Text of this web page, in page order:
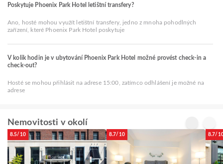
Poskytuje Phoenix Park Hotel letištní transfery?
Ano, hosté mohou využít letištní transfery, jedno z mnoha pohodlných
zařízení, které Phoenix Park Hotel poskytuje
V kolik hodin je v ubytování Phoenix Park Hotel možné provést check-in a
check-out?
Hosté se mohou přihlásit na adrese 15:00, zatímco odhlášení je možné na
adrese
Nemovitosti v okolí
8.5/10 8.7/10 8.7/